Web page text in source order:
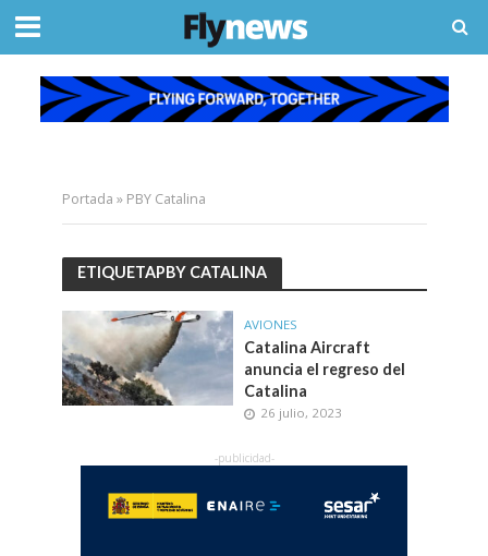
Portada » PBY Catalina
ETIQUETAPBY CATALINA
AVIONES
Catalina Aircraft
anuncia el regreso del
Catalina
26 julio, 2023